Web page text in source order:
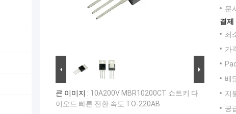
큰 이미지 : 10A200V MBR10200CT 쇼트키 다
이오드 빠른 전환 속도 TO-220AB
문
결제
최
가
배
지
공